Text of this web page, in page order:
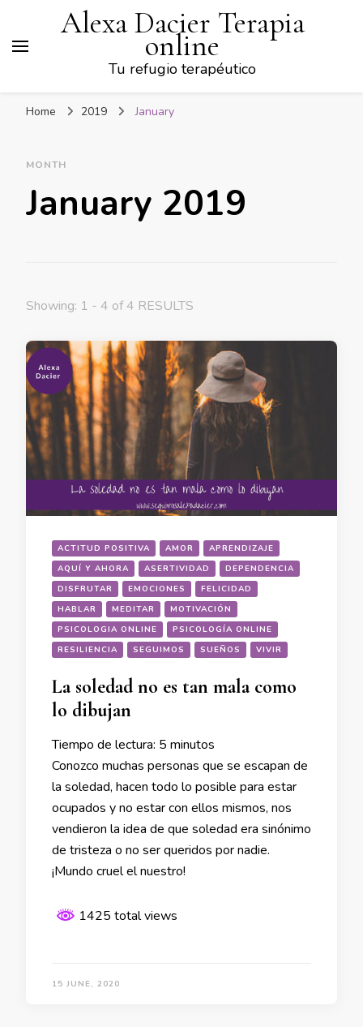
Alexa Dacier Terapia
online
Tu refugio terapéutico
Home 2019 January
MONTH
January 2019
Showing: 1 - 4 of 4 RESULTS
ACTITUD POSITIVA AMOR
APRENDIZAJE
AQUÍ Y AHORA
ASERTIVIDAD
DEPENDENCIA
DISFRUTAR
EMOCIONES
FELICIDAD
HABLAR
MEDITAR
MOTIVACIÓN
PSICOLOGIA ONLINE
PSICOLOGÍA ONLINE
RESILIENCIA
SEGUIMOS SUEÑOS VIVIR
La soledad no es tan mala como
lo dibujan
Tiempo de lectura: 5 minutos
Conozco muchas personas que se escapan de
la soledad, hacen todo lo posible para estar
ocupados y no estar con ellos mismos, nos
vendieron la idea de que soledad era sinónimo
de tristeza o no ser queridos por nadie.
¡Mundo cruel el nuestro!
1425 total views
15 JUNE, 2020